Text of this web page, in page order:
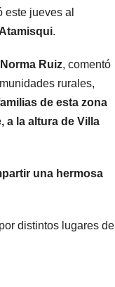
este jueves al
.
Norma Ruiz, comentó
rurales,
de esta zona
a la altura de Villa
una hermosa
distintos lugares de